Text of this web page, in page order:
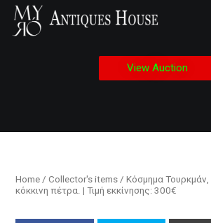
View Auction
Home / Collector's items / Κόσμημα Τουρκμάν,
κόκκινη πέτρα. | Τιμή εκκίνησης: 300€